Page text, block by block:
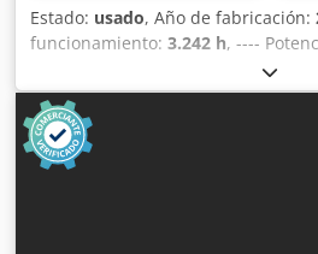
Estado: usado, Año de fabricación:
funcionamiento: 3.242 h, ----
Depósito de combustible: 585 litros
funcionamiento: 3242 h, año de
Csdpfozrkuaex Adhsrf Tomas de
+ DS Interruptor diferencial de tipo B